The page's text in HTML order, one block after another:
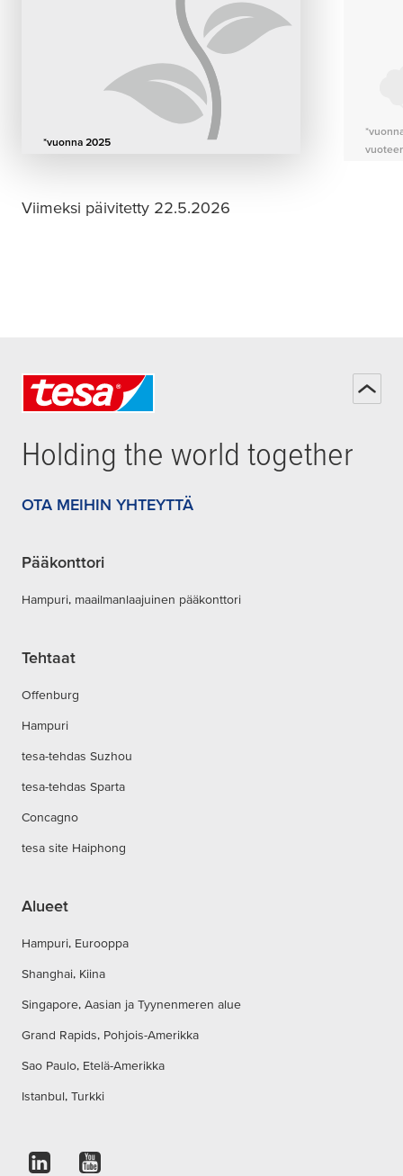
*vuonna 2025
Viimeksi päivitetty 22.5.2026
Holding the world together
OTA MEIHIN YHTEYTTÄ
Pääkonttori
Hampuri, maailmanlaajuinen pääkonttori
Tehtaat
Offenburg
Hampuri
tesa-tehdas Suzhou
tesa-tehdas Sparta
Concagno
tesa site Haiphong
Alueet
Hampuri, Eurooppa
Shanghai, Kiina
Singapore, Aasian ja Tyynenmeren alue
Grand Rapids, Pohjois-Amerikka
Sao Paulo, Etelä-Amerikka
Istanbul, Turkki